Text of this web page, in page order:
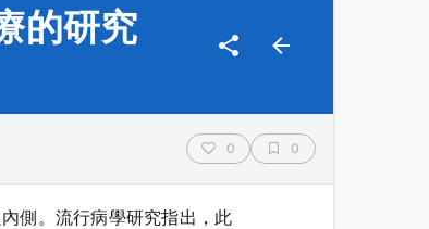
的研究
0 0
側。流行病學研究指出，此